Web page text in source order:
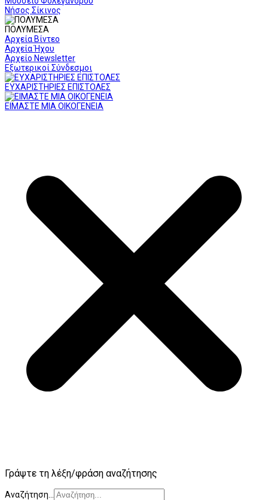
Νήσος Σίκινος
ΠΟΛΥΜΕΣΑ
Αρχεία Βίντεο
Αρχεία Ήχου
Αρχείο Newsletter
Εξωτερικοί Σύνδεσμοι
ΕΥΧΑΡΙΣΤΗΡΙΕΣ ΕΠΙΣΤΟΛΕΣ
ΕΙΜΑΣΤΕ ΜΙΑ ΟΙΚΟΓΕΝΕΙΑ
Γράψτε τη λέξη/φράση αναζήτησης
Αναζήτηση...